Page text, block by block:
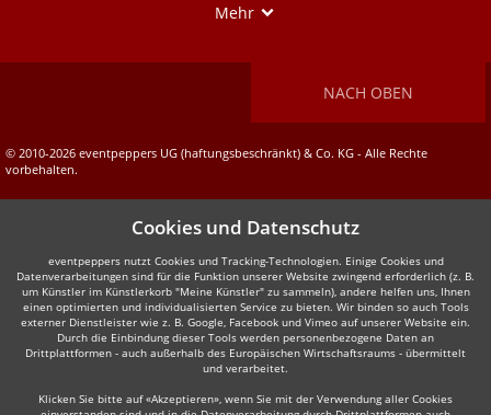
Mehr
NACH OBEN
© 2010-2026 eventpeppers UG (haftungsbeschränkt) & Co. KG - Alle Rechte
vorbehalten.
Cookies und Datenschutz
eventpeppers nutzt Cookies und Tracking-Technologien. Einige Cookies und
Datenverarbeitungen sind für die Funktion unserer Website zwingend erforderlich (z. B.
um Künstler im Künstlerkorb "Meine Künstler" zu sammeln), andere helfen uns, Ihnen
einen optimierten und individualisierten Service zu bieten. Wir binden so auch Tools
externer Dienstleister wie z. B. Google, Facebook und Vimeo auf unserer Website ein.
Durch die Einbindung dieser Tools werden personenbezogene Daten an
Drittplattformen - auch außerhalb des Europäischen Wirtschaftsraums - übermittelt
und verarbeitet.
Klicken Sie bitte auf «Akzeptieren», wenn Sie mit der Verwendung aller Cookies